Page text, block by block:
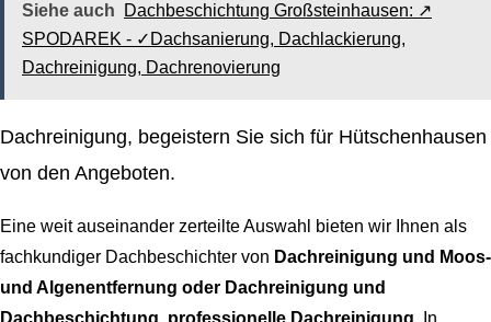
Siehe auch
Dachbeschichtung Großsteinhausen: ↗️
SPODAREK - ✓Dachsanierung, Dachlackierung,
Dachreinigung, Dachrenovierung
Dachreinigung, begeistern Sie sich für Hütschenhausen
von den Angeboten.
Eine weit auseinander zerteilte Auswahl bieten wir Ihnen als
fachkundiger Dachbeschichter von Dachreinigung und Moos-
und Algenentfernung oder Dachreinigung und
Dachbeschichtung, professionelle Dachreinigung . In